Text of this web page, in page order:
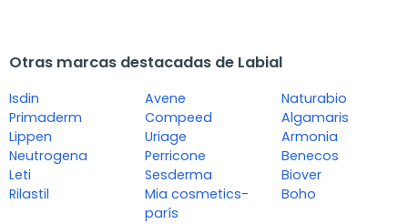
Otras marcas destacadas de Labial
Isdin
Primaderm
Lippen
Neutrogena
Leti
Rilastil
Avene
Compeed
Uriage
Perricone
Sesderma
Mia cosmetics-
parís
Naturabio
Algamaris
Armonia
Benecos
Biover
Boho